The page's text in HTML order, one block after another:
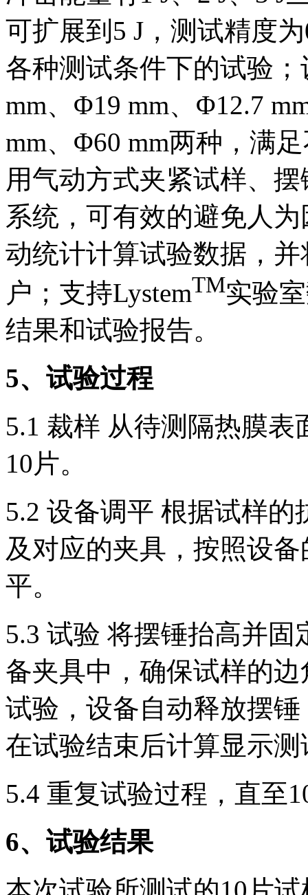
可扩展到5 J，测试精度
各种测试条件下的试验
mm、Φ19 mm、Φ12.7
mm、Φ60 mm两种，满
用气动方式夹紧试样、
系统，可有效的避免人
动统计计算试验数据，
户；支持LystemTM实验
结果和试验报告。
5、试验过程
5.1 裁样 从待测隔热膜表
10片。
5.2 设备调平 根据试样
及对应的夹具，按照设
平。
5.3 试验 将摆锤抬高并
备夹具中，确保试样的
试验，设备自动释放摆
在试验结束后计算显示
5.4 重复试验过程，直至
6、试验结果